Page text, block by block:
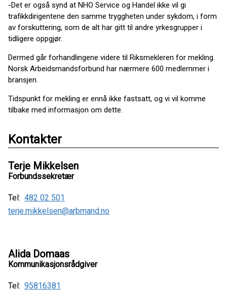
-Det er også synd at NHO Service og Handel ikke vil gi
trafikkdirigentene den samme tryggheten under sykdom, i form
av forskuttering, som de alt har gitt til andre yrkesgrupper i
tidligere oppgjør.
Dermed går forhandlingene videre til Riksmekleren for mekling.
Norsk Arbeidsmandsforbund har nærmere 600 medlemmer i
bransjen.
Tidspunkt for mekling er ennå ikke fastsatt, og vi vil komme
tilbake med informasjon om dette.
Kontakter
Terje Mikkelsen
Forbundssekretær
Tel: 482 02 501
terje.mikkelsen@arbmand.no
Alida Domaas
Kommunikasjonsrådgiver
Tel: 95816381